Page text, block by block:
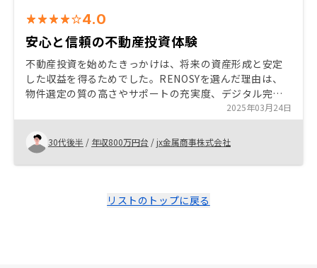
りと理解した上で進めることをおすすめします
4.0
安心と信頼の不動産投資体験
不動産投資を始めたきっかけは、将来の資産形成と安定
した収益を得るためでした。RENOSYを選んだ理由は、
物件選定の質の高さやサポートの充実度、デジタル完結
型の手続きが魅力的だったからです。初心者でも安心し
て始められる点が特におすすめです。かさ 友人紹介の押
し売りが気になる
2025年03月24日
30代後半 / 年収800万円台 /jx金属商事株式会社
リストのトップに戻る